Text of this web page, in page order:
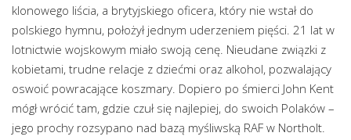
klonowego liścia, a brytyjskiego oficera, który nie wstał do
polskiego hymnu, położył jednym uderzeniem pięści. 21 lat w
lotnictwie wojskowym miało swoją cenę. Nieudane związki z
kobietami, trudne relacje z dziećmi oraz alkohol, pozwalający
oswoić powracające koszmary. Dopiero po śmierci John Kent
mógł wrócić tam, gdzie czuł się najlepiej, do swoich Polaków –
jego prochy rozsypano nad bazą myśliwską RAF w Northolt.